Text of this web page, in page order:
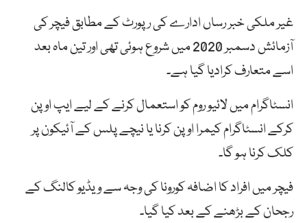
غیر ملکی خبر رساں ادارے کی رپورٹ کے مطابق فیچرکی
آزمائشدسمبر2020 میںشروعہوئیتھیاورتینماہبعد
اسےمتعارفکرادیاگیاہے۔
انسٹاگراممیںلائیورومکواستعمالکرنےکےلیےایپاوپن
کرکےانسٹاگرامکیمرااوپنکرنایانیچےپلسکےآئیکونپر
کلککرناہوگا۔
فیچرمیںافرادکااضافہکوروناکیوجہسےویڈیوکالنگکے
رجحانکےبڑھنےکےبعدکیاگیا۔